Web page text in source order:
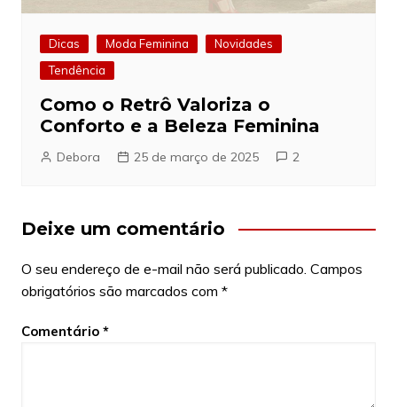
Dicas Moda Feminina
Novidades
Tendência
Como o Retrô Valoriza o
Conforto e a Beleza Feminina
Debora 25 de março de 2025 2
Deixe um comentário
O seu endereço de e-mail não será publicado. Campos
obrigatórios são marcados com *
Comentário *